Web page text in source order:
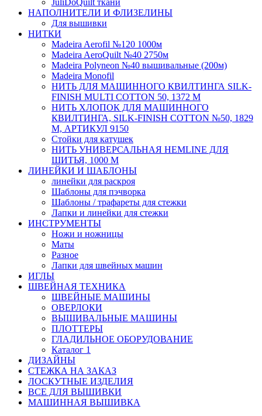
JuliDoQuilt ткани
НАПОЛНИТЕЛИ И ФЛИЗЕЛИНЫ
Для вышивки
НИТКИ
Madeira Aerofil №120 1000м
Madeira AeroQuilt №40 2750м
Madeira Polyneon №40 вышивальные (200м)
Мadeira Monofil
НИТЬ ДЛЯ МАШИННОГО КВИЛТИНГА SILK-
FINISH MULTI COTTON 50, 1372 М
НИТЬ ХЛОПОК ДЛЯ МАШИННОГО
КВИЛТИНГА, SILK-FINISH COTTON №50, 1829
М, АРТИКУЛ 9150
Стойки для катушек
НИТЬ УНИВЕРСАЛЬНАЯ HEMLINE ДЛЯ
ШИТЬЯ, 1000 М
ЛИНЕЙКИ И ШАБЛОНЫ
линейки для раскроя
Шаблоны для пэчворка
Шаблоны / трафареты для стежки
Лапки и линейки для стежки
ИНСТРУМЕНТЫ
Ножи и ножницы
Маты
Разное
Лапки для швейных машин
ИГЛЫ
ШВЕЙНАЯ ТЕХНИКА
ШВЕЙНЫЕ МАШИНЫ
ОВЕРЛОКИ
ВЫШИВАЛЬНЫЕ МАШИНЫ
ПЛОТТЕРЫ
ГЛАДИЛЬНОЕ ОБОРУДОВАНИЕ
Каталог 1
ДИЗАЙНЫ
СТЕЖКА НА ЗАКАЗ
ЛОСКУТНЫЕ ИЗДЕЛИЯ
ВСЕ ДЛЯ ВЫШИВКИ
МАШИННАЯ ВЫШИВКА